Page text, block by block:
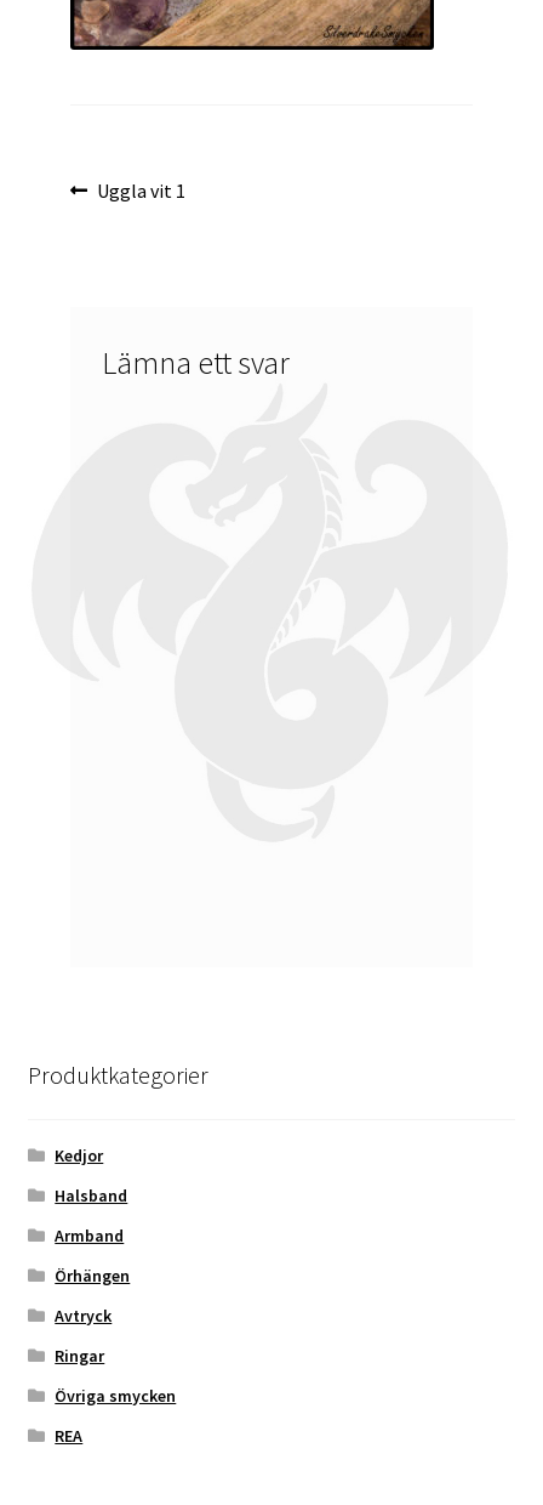
Inläggsnavigering
Föregående
Uggla vit 1
Lämna ett svar
Produktkategorier
Kedjor
Halsband
Armband
Örhängen
Avtryck
Ringar
Övriga smycken
REA